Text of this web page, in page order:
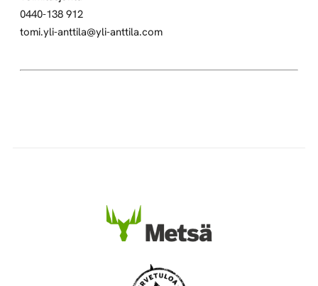
0440-138 912
tomi.yli-anttila@yli-anttila.com